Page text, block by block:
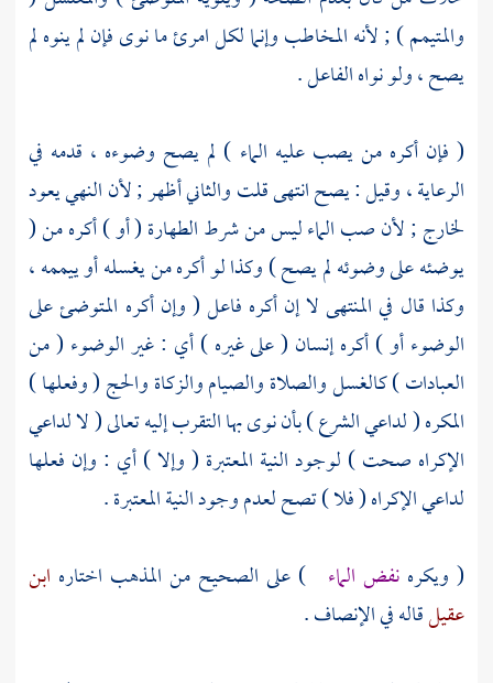
والمتيمم ) ; لأنه المخاطب وإنما لكل امرئ ما نوى فإن لم ينوه لم
يصح ، ولو نواه الفاعل .
( فإن أكره من يصب عليه الماء ) لم يصح وضوءه ، قدمه في
الرعاية ، وقيل : يصح انتهىقلتوالثاني أظهر ; لأن النهي يعود
لخارج ; لأن صب الماء ليس من شرط الطهارة ( أو ) أكره من (
يوضئه على وضوئه لم يصح ) وكذا لو أكره من يغسله أو ييممه ،
وكذا قال في المنتهى لا إن أكره فاعل ( وإن أكره المتوضئ على
الوضوء أو ) أكره إنسان ( على غيره ) أي : غير الوضوء ( من
العبادات ) كالغسل والصلاة والصيام والزكاة والحج ( وفعلها )
المكره ( لداعي الشرع ) بأن نوى بها التقرب إليه تعالى ( لا لداعي
الإكراه صحت ) لوجود النية المعتبرة ( وإلا ) أي : وإن فعلها
لداعي الإكراه ( فلا ) تصح لعدم وجود النية المعتبرة .
( ويكره نفض الماء ) على الصحيح من المذهب اختاره ابن
عقيلقاله في الإنصاف .